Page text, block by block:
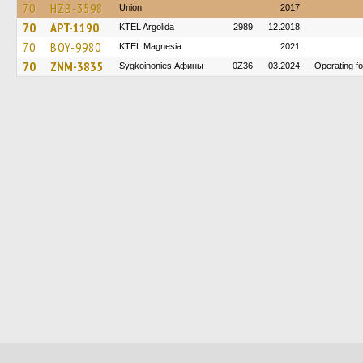
70 HZB-3598 Union 2017
70 APT-1190 KTEL Argolida 2989 12.2018
70 BOY-9980 ΚΤΕL Magnesia 2021
70 ZNM-3835 Sygkoinonies Афины 0Z36 03.2024 Operating